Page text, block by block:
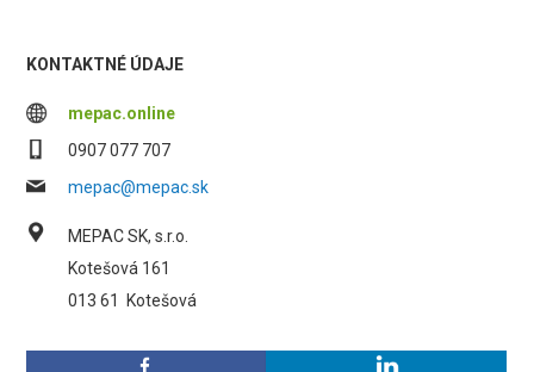
KONTAKTNÉ ÚDAJE
mepac.online
0907 077 707
mepac@mepac.sk
MEPAC SK, s.r.o.
Kotešová 161
013 61
Kotešová